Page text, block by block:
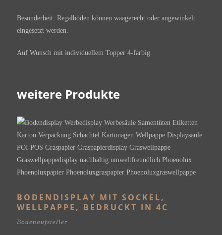
Besonderheit: Regalböden können waagerecht oder angewinkelt
eingesetzt werden.
Auf Wunsch mit individuellem Topper 4-farbig.
weitere Produkte
BODENDISPLAY MIT SOCKEL,
WELLPAPPE, BEDRUCKT IN 4C
Bodenaufsteller